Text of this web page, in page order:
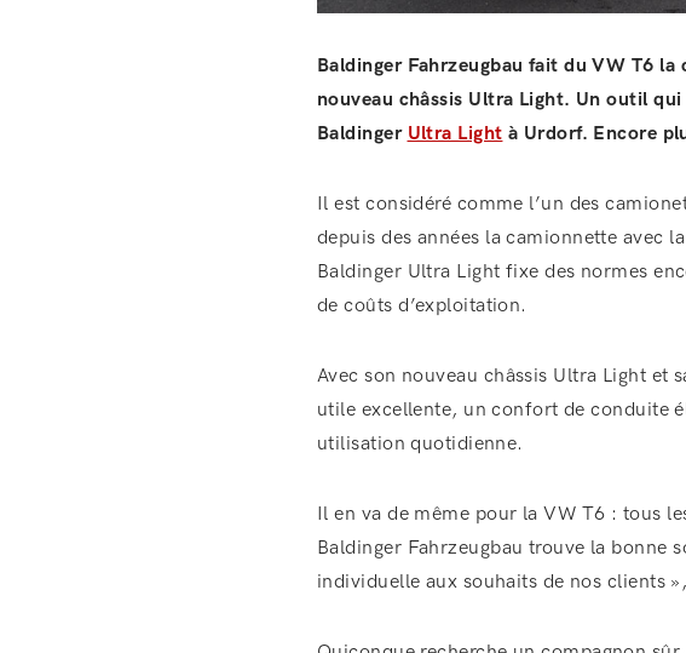
Baldinger Fahrzeugbau fait du VW T6
nouveau châssis Ultra Light. Un outil
Baldinger Ultra Light à Urdorf. Encore
Il est considéré comme l’un des
depuis des années la camionnette avec
Baldinger Ultra Light fixe des normes
de coûts d’exploitation.
Avec son nouveau châssis Ultra Light et
utile excellente, un confort de conduite
utilisation quotidienne.
Il en va de même pour la VW T6 : tous
Baldinger Fahrzeugbau trouve la bonne
individuelle aux souhaits de nos clients